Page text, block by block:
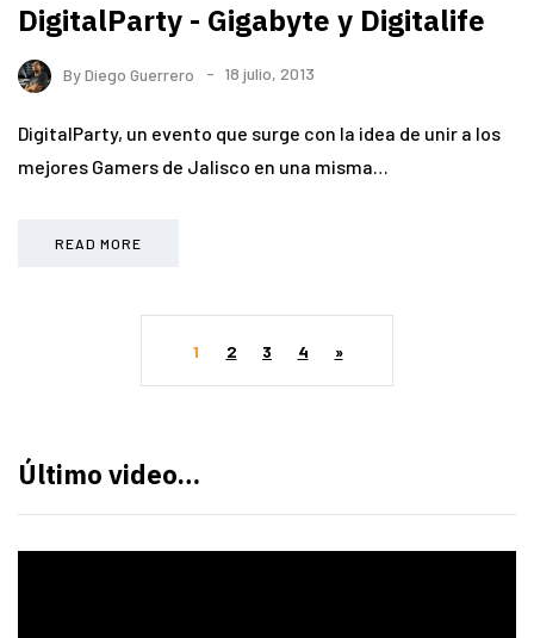
DigitalParty - Gigabyte y Digitalife
ByDiego Guerrero 18 julio, 2013
DigitalParty, un evento que surge con la idea de unir a los
mejores Gamers de Jalisco en una misma…
READ MORE
1 2 3 4 »
Último video…